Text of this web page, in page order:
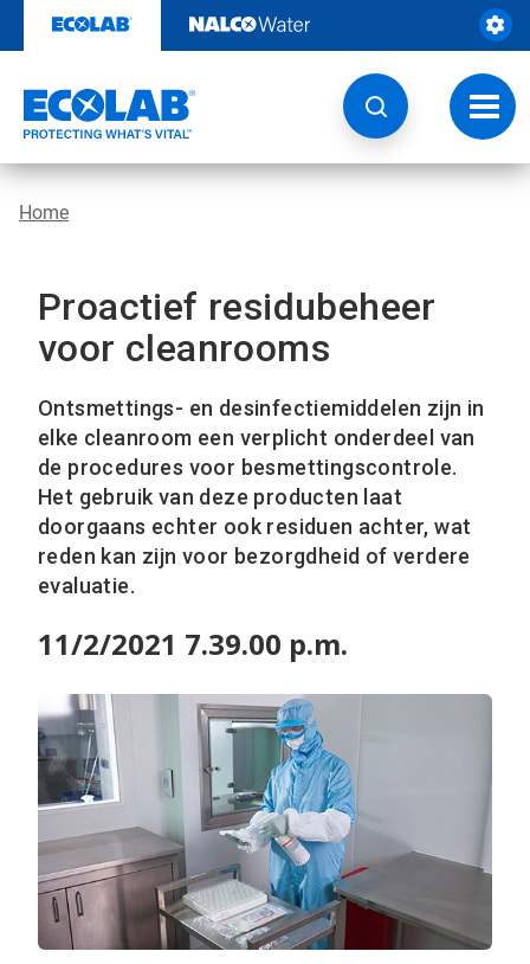
content
Home
Proactief residubeheer
voor cleanrooms
Ontsmettings- en desinfectiemiddelen zijn in
elke cleanroom een verplicht onderdeel van
de procedures voor besmettingscontrole.
Het gebruik van deze producten laat
doorgaans echter ook residuen achter, wat
reden kan zijn voor bezorgdheid of verdere
evaluatie.
11/2/2021 7.39.00 p.m.